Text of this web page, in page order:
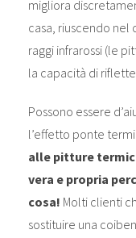
migliora
casa, riuscendo
raggi infrarossi (le
la capacità di
Possono essere
l’effetto ponte
alle pitture
vera e propria
cosa! Molti clienti
sostituire una